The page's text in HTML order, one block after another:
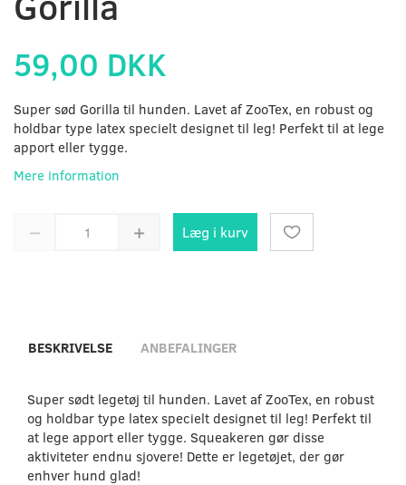
59,00 DKK
Super sød Gorilla til hunden. Lavet af ZooTex, en robust og
holdbar type latex specielt designet til leg! Perfekt til at lege
apport eller tygge.
Mere information
Læg i kurv
BESKRIVELSE ANBEFALINGER
Super sødt legetøj til hunden. Lavet af ZooTex, en robust
og holdbar type latex specielt designet til leg! Perfekt til
at lege apport eller tygge. Squeakeren gør disse
aktiviteter endnu sjovere! Dette er legetøjet, der gør
enhver hund glad!